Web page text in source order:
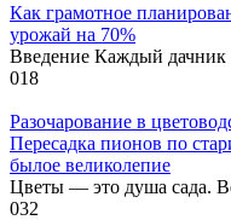
Как грамотное
урожай на 70%
Введение Каждый дачник
018
Разочарование в
Пересадка пионов по
былое великолепие
Цветы — это душа сада.
032